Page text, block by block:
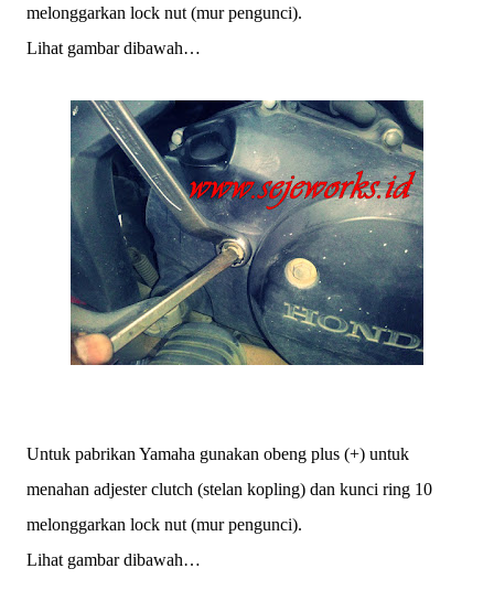
melonggarkan lock nut (mur pengunci).
Lihat gambar dibawah…
Untuk pabrikan Yamaha gunakan obeng plus (+) untuk
menahan adjester clutch (stelan kopling) dan kunci ring 10
melonggarkan lock nut (mur pengunci).
Lihat gambar dibawah…